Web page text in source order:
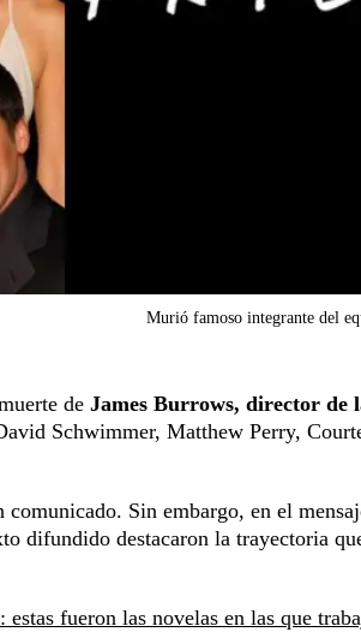
Murió famoso integrante del
de James Burrows, director de
Schwimmer, Matthew Perry,
Sin embargo, en el
difundido destacaron la trayectoria
fueron las novelas en las que